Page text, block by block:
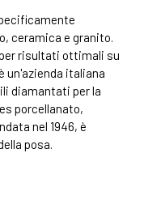
ceramica e granito.
risultati ottimali su
un'azienda italiana
diamantati per la
porcellanato,
nel 1946, è
posa.